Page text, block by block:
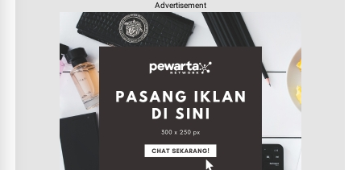
Advertisement